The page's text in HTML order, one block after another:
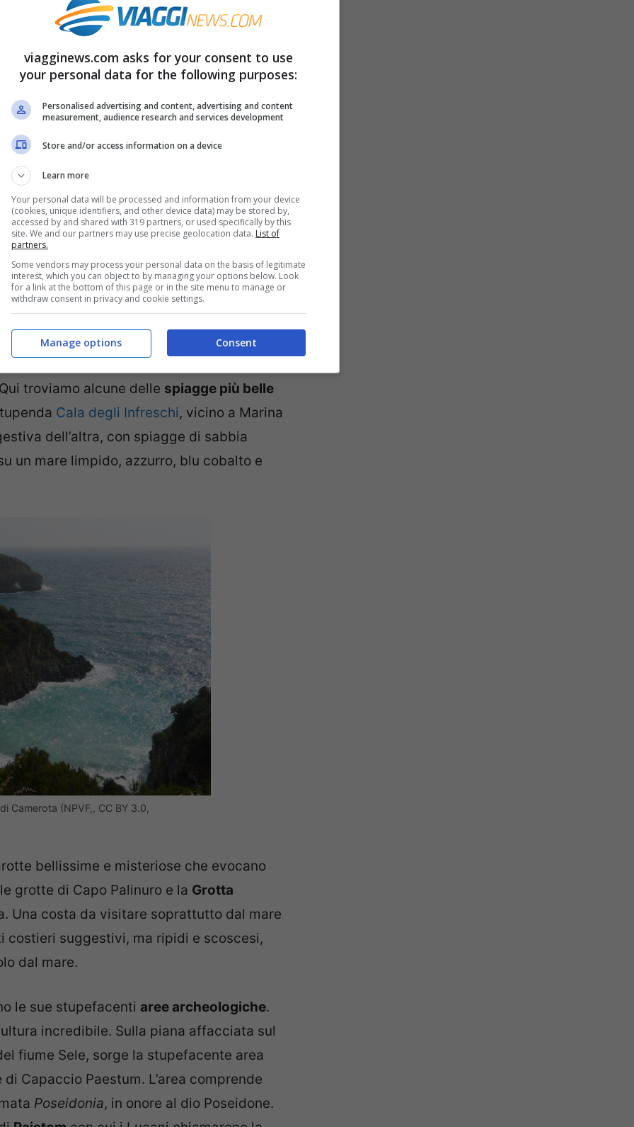
delle antiche civiltà greca e romana,
naturali, tra mare e montagna, e una
Le sue coste rocciose e frastagliate
con spiagge di sabbia e calette
marinari pittoreschi e paesini arrampicati
, la spettacolarità delle sue coste, l’imponenza
dei suoi borghi, Il Cilento ha davvero tanto
da scoprire, dalle coste all’entroterra
è un tutt’uno con gli antichi
armoniosamente nel paesaggio.
cilentana, compresa tra il Golfo di Salerno e
località di
Marina di
troviamo alcune delle spiagge più belle
Cala degli Infreschi, vicino a Marina
dell’altra, con spiagge di sabbia
un mare limpido, azzurro, blu cobalto e
Camerota (NPVF,, CC BY 3.0,
bellissime e misteriose che evocano
grotte di Capo Palinuro e la Grotta
Una costa da visitare soprattutto dal mare
costieri suggestivi, ma ripidi e scoscesi,
dal mare.
le sue stupefacenti aree archeologiche.
incredibile. Sulla piana affacciata sul
fiume Sele, sorge la stupefacente area
di Capaccio Paestum. L’area comprende
Poseidonia, in onore al dio Poseidone.
viagginews.com asks for your consent to use
your personal data for the following purposes:
Personalised advertising and content, advertising and content
measurement, audience research and services development
Store and/or access information on a device
Learn more
Your personal data will be processed and information from your device
(cookies, unique identifiers, and other device data) may be stored by,
accessed by and shared with 319 partners, or used specifically by this
site. We and our partners may use precise geolocation data. List of
partners.
Some vendors may process your personal data on the basis of legitimate
interest, which you can object to by managing your options below. Look
for a link at the bottom of this page or in the site menu to manage or
withdraw consent in privacy and cookie settings.
Consent
Manage options